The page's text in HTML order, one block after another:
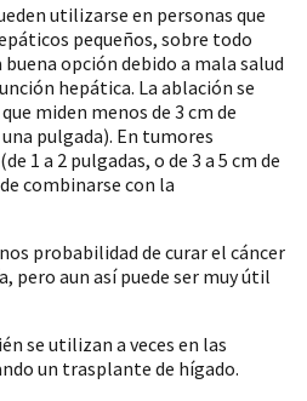
utilizarse en personas que
pequeños, sobre todo
buena opción debido a mala salud
hepática. La ablación se
miden menos de 3 cm de
pulgada). En tumores
1 a 2 pulgadas, o de 3 a 5 cm de
combinarse con la
probabilidad de curar el cáncer
pero aun así puede ser muy útil
se utilizan a veces en las
un trasplante de hígado.